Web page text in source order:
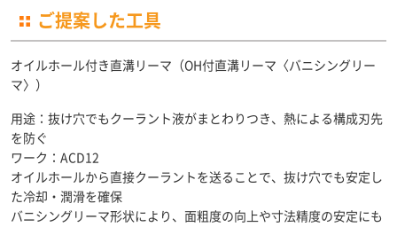
ご提案した工具
オイルホール付き直溝リーマ（OH付直溝リーマ〈バニシングリー
マ〉）
用途：抜け穴でもクーラント液がまとわりつき、熱による構成刃先
を防ぐ
ワーク：ACD12
オイルホールから直接クーラントを送ることで、抜け穴でも安定し
た冷却・潤滑を確保
バニシングリーマ形状により、面粗度の向上や寸法精度の安定にも